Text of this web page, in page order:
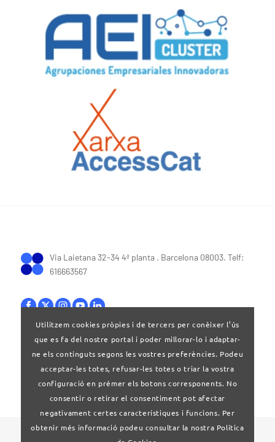
Via Laietana 32-34 4ª planta . Barcelona 08003. Telf:
616663567
Bases legals |Política de privacitat
Utilitzem cookies pròpies i de tercers per conèixer l’ús
que es fa del nostre portal i poder millorar-lo i adaptar-
ne els continguts segons les vostres preferències. Podeu
acceptar-les totes, refusar-les totes o triar la vostra
configuració en prémer els botons corresponents. No
consentir o retirar el consentiment pot afectar
negativament certes característiques i funcions. Per
obtenir més informació podeu consultar la nostra Política